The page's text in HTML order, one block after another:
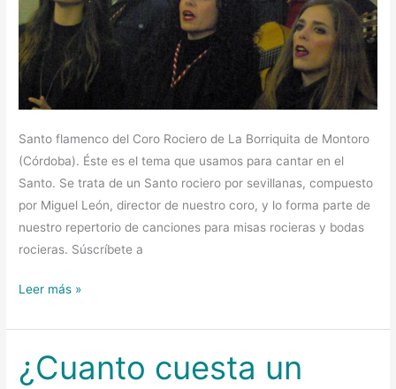
Santo flamenco del Coro Rociero de La Borriquita de Montoro
(Córdoba). Éste es el tema que usamos para cantar en el
Santo. Se trata de un Santo rociero por sevillanas, compuesto
por Miguel León, director de nuestro coro, y lo forma parte de
nuestro repertorio de canciones para misas rocieras y bodas
rocieras. Súscríbete a
Leer más »
¿Cuanto cuesta un
¿Cuanto
cuesta